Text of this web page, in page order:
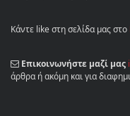
Κάντε like στη σελίδα μας στο
Επικοινωνήστε μαζί μας
άρθρα ή ακόμη και για